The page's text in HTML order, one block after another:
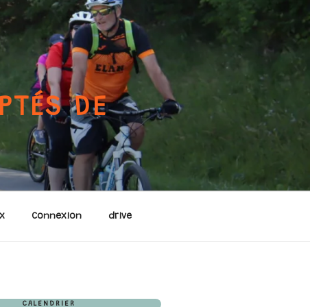
DE
Connexion drive
CALENDRIER